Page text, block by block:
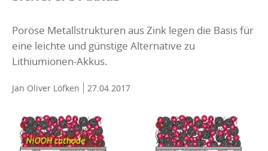
Poröse Metallstrukturen aus Zink legen die Basis für
eine leichte und günstige Alternative zu
Lithiumionen-Akkus.
Jan Oliver Löfken 27.04.2017